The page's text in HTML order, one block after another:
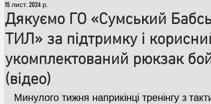
День народження
Спільні заходи Надзвичайні заходи
Медицина
Дякуємо ГО «Сумський
ТИЛ» за підтримку і
укомплектований рюкзак
(відео)
15 лист. 2024 р.
Минулого тижня наприкінці тренінгу з